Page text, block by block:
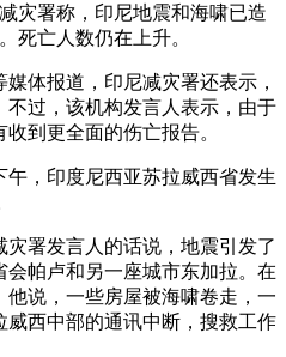
灾署称，印尼地震和海啸已造
死亡人数仍在上升。
体报道，印尼减灾署还表示，
过，该机构发言人表示，由于
到更全面的伤亡报告。
，印度尼西亚苏拉威西省发生
署发言人的话说，地震引发了
帕卢和另一座城市东加拉。在
说，一些房屋被海啸卷走，一
西中部的通讯中断，搜救工作